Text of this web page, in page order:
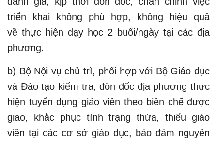
triển khai không phù hợp, không hiệu quả
về thực hiện dạy học 2 buổi/ngày tại các địa
phương.
b) Bộ Nội vụ chủ trì, phối hợp với Bộ Giáo dục
và Đào tạo kiểm tra, đôn đốc địa phương thực
hiện tuyển dụng giáo viên theo biên chế được
giao, khắc phục tình trạng thừa, thiếu giáo
viên tại các cơ sở giáo dục, bảo đảm nguyên